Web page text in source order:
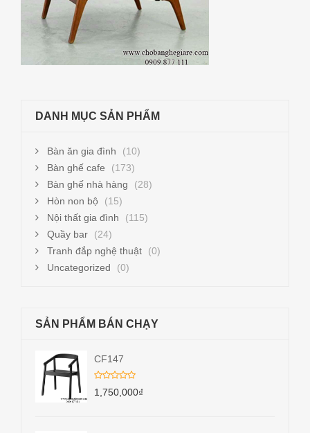
DANH MỤC SẢN PHẨM
Bàn ăn gia đình
(10)
Bàn ghế cafe
(173)
Bàn ghế nhà hàng
(28)
Hòn non bộ
(15)
Nội thất gia đình
(115)
Quầy bar
(24)
Tranh đắp nghệ thuật
(0)
Uncategorized
(0)
SẢN PHẨM BÁN CHẠY
CF147
1,750,000₫